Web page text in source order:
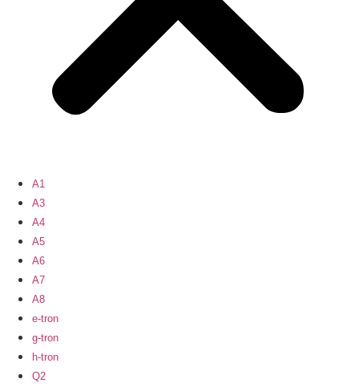
A1
A3
A4
A5
A6
A7
A8
e-tron
g-tron
h-tron
Q2